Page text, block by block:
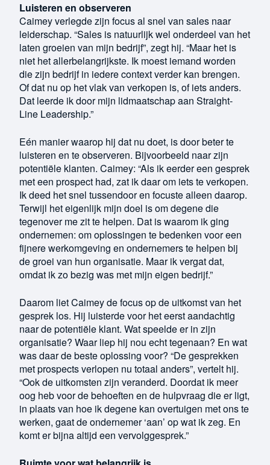
Luisteren en observeren
Caimey verlegde zijn focus al snel van sales naar
leiderschap. “Sales is natuurlijk wel onderdeel van het
laten groeien van mijn bedrijf”, zegt hij. “Maar het is
niet het allerbelangrijkste. Ik moest iemand worden
die zijn bedrijf in iedere context verder kan brengen.
Of dat nu op het vlak van verkopen is, of iets anders.
Dat leerde ik door mijn lidmaatschap aan Straight-
Line Leadership.”
Eén manier waarop hij dat nu doet, is door beter te
luisteren en te observeren. Bijvoorbeeld naar zijn
potentiële klanten. Caimey: “Als ik eerder een gesprek
met een prospect had, zat ik daar om iets te verkopen.
Ik deed het snel tussendoor en focuste alleen daarop.
Terwijl het eigenlijk mijn doel is om degene die
tegenover me zit te helpen. Dat is waarom ik ging
ondernemen: om oplossingen te bedenken voor een
fijnere werkomgeving en ondernemers te helpen bij
de groei van hun organisatie. Maar ik vergat dat,
omdat ik zo bezig was met mijn eigen bedrijf.”
Daarom liet Caimey de focus op de uitkomst van het
gesprek los. Hij luisterde voor het eerst aandachtig
naar de potentiële klant. Wat speelde er in zijn
organisatie? Waar liep hij nou echt tegenaan? En wat
was daar de beste oplossing voor? “De gesprekken
met prospects verlopen nu totaal anders”, vertelt hij.
“Ook de uitkomsten zijn veranderd. Doordat ik meer
oog heb voor de behoeften en de hulpvraag die er ligt,
in plaats van hoe ik degene kan overtuigen met ons te
werken, gaat de ondernemer ‘aan’ op wat ik zeg. En
komt er bijna altijd een vervolggesprek.”